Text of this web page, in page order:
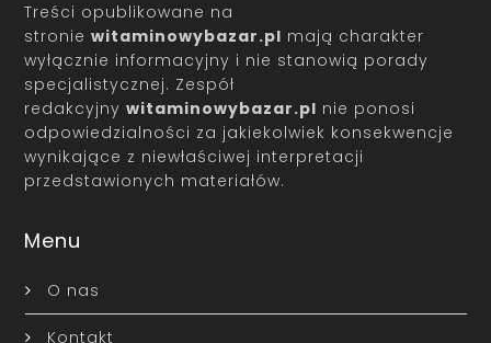
Treści opublikowane na
stroniewitaminowybazar.pl mają charakter
wyłącznie informacyjny i nie stanowią porady
specjalistycznej. Zespół
redakcyjnywitaminowybazar.pl nie ponosi
odpowiedzialności za jakiekolwiek konsekwencje
wynikające z niewłaściwej interpretacji
przedstawionych materiałów.
Menu
O nas
Kontakt